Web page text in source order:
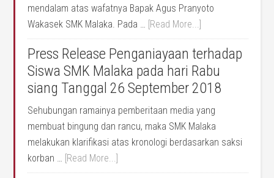
mendalam atas wafatnya Bapak Agus Pranyoto
Wakasek SMK Malaka. Pada … [Read More...]
Press Release Penganiayaan terhadap
Siswa SMK Malaka pada hari Rabu
siang Tanggal 26 September 2018
Sehubungan ramainya pemberitaan media yang
membuat bingung dan rancu, maka SMK Malaka
melakukan klarifikasi atas kronologi berdasarkan saksi
korban … [Read More...]